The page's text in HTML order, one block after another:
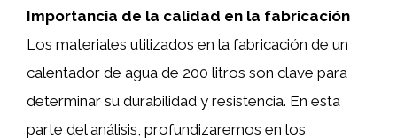
Importancia de la calidad en la fabricación
Los materiales utilizados en la fabricación de un
calentador de agua de 200 litros son clave para
determinar su durabilidad y resistencia. En esta
parte del análisis, profundizaremos en los